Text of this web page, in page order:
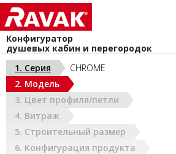
Конфигуратор
душевых кабин и перегородок
044-383-40-40
Пн - Пт. 9.00 - 18.00
УКРАИНА (РУС)
1. Серия
CHROME
2. Модель
3. Цвет профиля/петли
4. Витраж
5. Строительный размер
6. Конфигурация продукта